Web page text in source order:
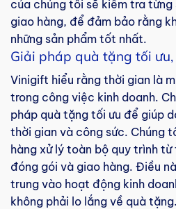
của chúng tôi sẽ kiểm tra
giao hàng, để đảm bảo rằng
những sản phẩm tốt nhất.
Giải pháp quà tặng tối
Vinigift hiểu rằng thời gian là
trong công việc kinh doanh.
pháp quà tặng tối ưu để giúp
thời gian và công sức. Chúng
hàng xử lý toàn bộ quy trình
đóng gói và giao hàng. Điều
trung vào hoạt động kinh
không phải lo lắng về quà tặng.